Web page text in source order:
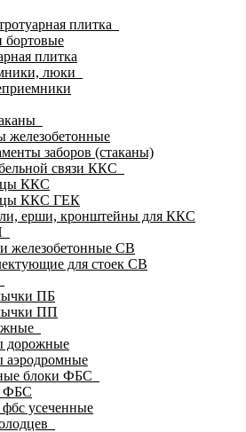
плитка
бортовые
плитка
люки
железобетонные
заборов (стаканы)
связи ККС
ККС
ККС ГЕК
ерши, кронштейны для ККС
железобетонные СВ
для стоек СВ
ПБ
ПП
дорожные
аэродромные
блоки ФБС
ФБС
усеченные